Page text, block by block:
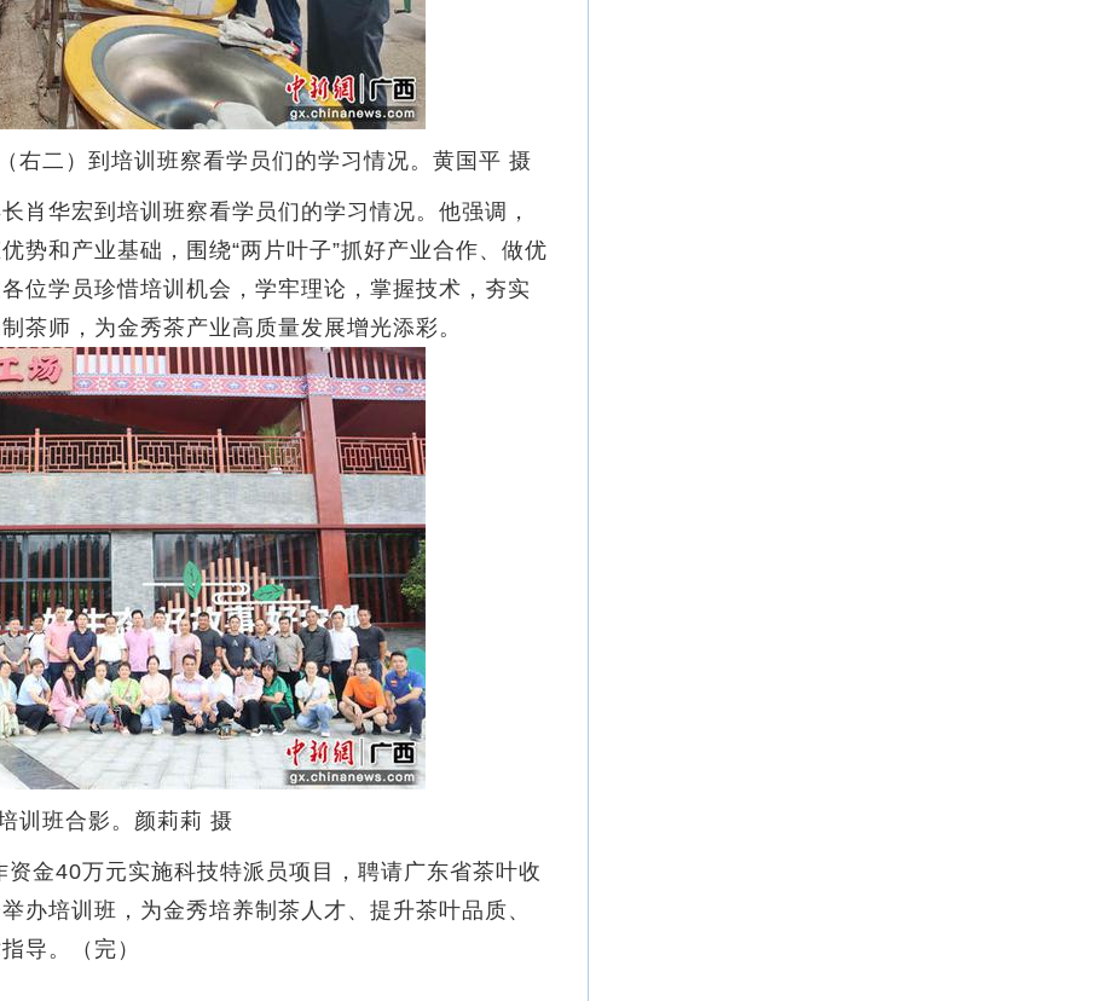
右二）到培训班察看学员们的学习情况。黄国平 摄
华宏到培训班察看学员们的学习情况。他强调，
势和产业基础，围绕“两片叶子”抓好产业合作、做优
位学员珍惜培训机会，学牢理论，掌握技术，夯实
茶师，为金秀茶产业高质量发展增光添彩。
训班合影。颜莉莉 摄
40万元实施科技特派员项目，聘请广东省茶叶收
办培训班，为金秀培养制茶人才、提升茶叶品质、
导。（完）